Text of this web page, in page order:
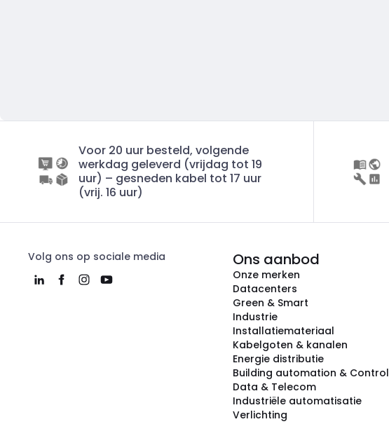
Voor 20 uur besteld, volgende
werkdag geleverd (vrijdag tot 19
uur) – gesneden kabel tot 17 uur
(vrij. 16 uur)
Volg ons op sociale media Ons aanbod
Onze merken
Datacenters
Green & Smart
Industrie
Installatiemateriaal
Kabelgoten & kanalen
Energie distributie
Building automation & Control
Data & Telecom
Industriële automatisatie
Verlichting